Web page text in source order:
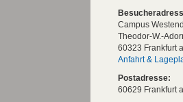
Campus Westend
Theodor-W.-
60323 Frankfurt
Anfahrt &
Postadresse:
60629 Frankfurt